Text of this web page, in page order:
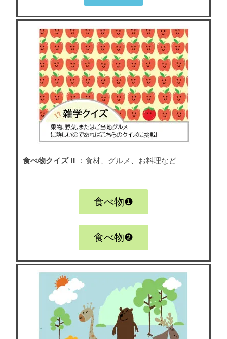
食べ物クイズ II ：食材、グルメ、お料理など
食べ物❶
食べ物❷